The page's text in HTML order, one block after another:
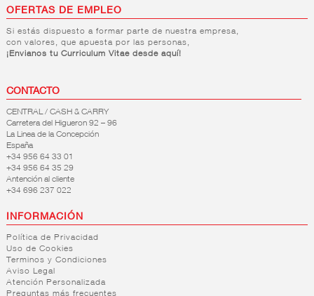
OFERTAS DE EMPLEO
Si estás dispuesto a formar parte de nuestra empresa,
con valores, que apuesta por las personas,
¡Envianos tu Curriculum Vitae desde aquí!
CONTACTO
CENTRAL / CASH & CARRY
Carretera del Higueron 92 – 96
La Linea de la Concepción
España
+34 956 64 33 01
+34 956 64 35 29
Antención al cliente
+34 696 237 022
INFORMACIÓN
Política de Privacidad
Uso de Cookies
Terminos y Condiciones
Aviso Legal
Atención Personalizada
Preguntas más frecuentes